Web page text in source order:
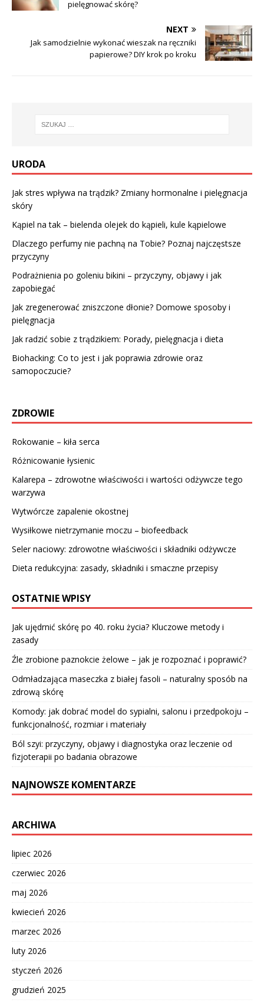
pielęgnować skórę?
NEXT
Jak samodzielnie wykonać wieszak na ręczniki
papierowe? DIY krok po kroku
URODA
Jak stres wpływa na trądzik? Zmiany hormonalne i pielęgnacja
skóry
Kąpiel na tak – bielenda olejek do kąpieli, kule kąpielowe
Dlaczego perfumy nie pachną na Tobie? Poznaj najczęstsze
przyczyny
Podrażnienia po goleniu bikini – przyczyny, objawy i jak
zapobiegać
Jak zregenerować zniszczone dłonie? Domowe sposoby i
pielęgnacja
Jak radzić sobie z trądzikiem: Porady, pielęgnacja i dieta
Biohacking: Co to jest i jak poprawia zdrowie oraz
samopoczucie?
ZDROWIE
Rokowanie – kiła serca
Różnicowanie łysienic
Kalarepa – zdrowotne właściwości i wartości odżywcze tego
warzywa
Wytwórcze zapalenie okostnej
Wysiłkowe nietrzymanie moczu – biofeedback
Seler naciowy: zdrowotne właściwości i składniki odżywcze
Dieta redukcyjna: zasady, składniki i smaczne przepisy
OSTATNIE WPISY
Jak ujędrnić skórę po 40. roku życia? Kluczowe metody i
zasady
Źle zrobione paznokcie żelowe – jak je rozpoznać i poprawić?
Odmładzająca maseczka z białej fasoli – naturalny sposób na
zdrową skórę
Komody: jak dobrać model do sypialni, salonu i przedpokoju –
funkcjonalność, rozmiar i materiały
Ból szyi: przyczyny, objawy i diagnostyka oraz leczenie od
fizjoterapii po badania obrazowe
NAJNOWSZE KOMENTARZE
ARCHIWA
lipiec 2026
czerwiec 2026
maj 2026
kwiecień 2026
marzec 2026
luty 2026
styczeń 2026
grudzień 2025